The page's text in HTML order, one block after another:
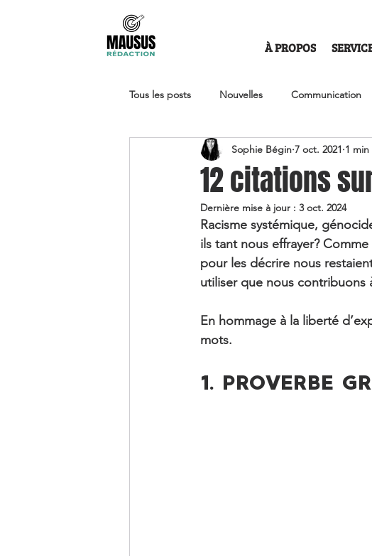
À PROPOS
Tous les posts Nouvelles Communication
Travailleur autonome Communication non
Santé organisationnelle Upwork
12 citations
Sophie Bégin 7 oct. 2021 1
Dernière mise à jour : 3 oct. 2024
Racisme systémique,
ils tant nous effrayer?
pour les décrire nous
utiliser que nous contribuons
En hommage à la liberté
mots.
1. PROVERBE